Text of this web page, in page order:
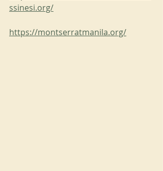
ssinesi.org/
https://montserratmanila.org/